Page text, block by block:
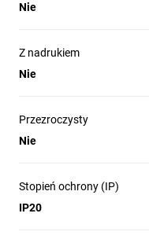
Nie
Z nadrukiem
Nie
Przezroczysty
Nie
Stopień ochrony (IP)
IP20